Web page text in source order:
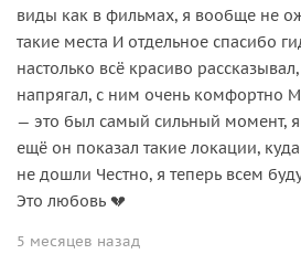
виды как в фильмах, я вообще не
такие места И отдельное спасибо
настолько всё красиво
напрягал, с ним очень комфортно
— это был самый сильный момент,
ещё он показал такие локации,
не дошли Честно, я теперь всем
Это любовь 💔
5 месяцев назад